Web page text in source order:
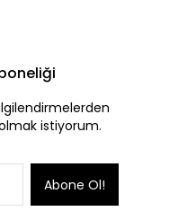
istiyorum.
Abone Ol!